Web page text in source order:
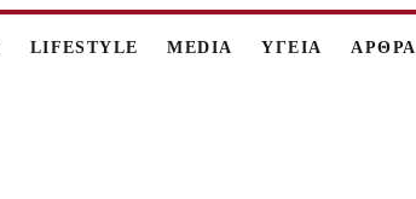
LIFESTYLE MEDIA ΥΓΕΙΑ ΑΡΘΡΑ